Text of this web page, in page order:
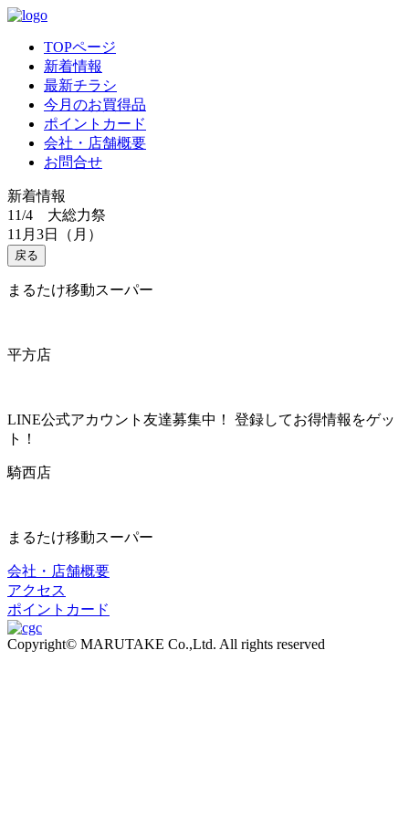
TOPページ
新着情報
最新チラシ
今月のお買得品
ポイントカード
会社・店舗概要
お問合せ
新着情報
11/4 大総力祭
11月3日（月）
戻る
まるたけ移動スーパー
平方店
LINE公式アカウント友達募集中！ 登録してお得情報をゲッ
ト！
騎西店
まるたけ移動スーパー
会社・店舗概要
アクセス
ポイントカード
Copyright© MARUTAKE Co.,Ltd. All rights reserved